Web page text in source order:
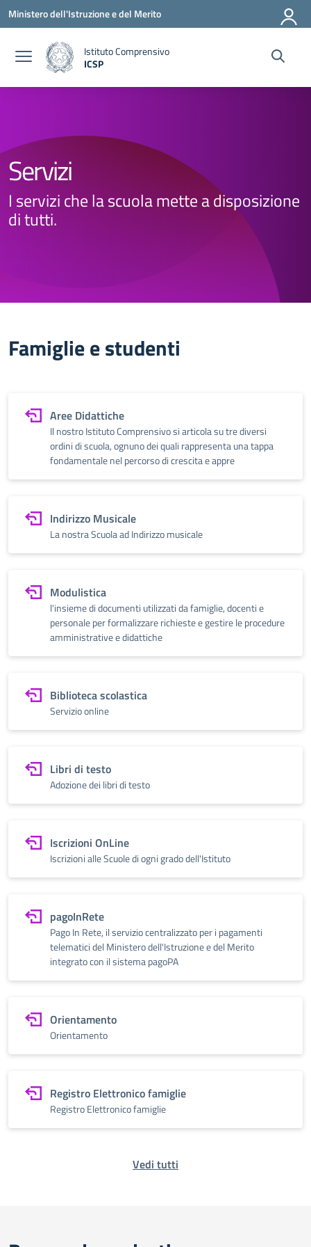
Vai ai contenuti
Vai al menu di navigazione
Vai al footer
Ministero dell'Istruzione e del Merito
Istituto Comprensivo
ICSP
Servizi
I servizi che la scuola mette a disposizione
di tutti.
Famiglie e studenti
Aree Didattiche
Il nostro Istituto Comprensivo si articola su tre diversi
ordini di scuola, ognuno dei quali rappresenta una tappa
fondamentale nel percorso di crescita e appre
Indirizzo Musicale
La nostra Scuola ad Indirizzo musicale
Modulistica
l'insieme di documenti utilizzati da famiglie, docenti e
personale per formalizzare richieste e gestire le procedure
amministrative e didattiche
Biblioteca scolastica
Servizio online
Libri di testo
Adozione dei libri di testo
Iscrizioni OnLine
Iscrizioni alle Scuole di ogni grado dell'Istituto
pagoInRete
Pago In Rete, il servizio centralizzato per i pagamenti
telematici del Ministero dell'Istruzione e del Merito
integrato con il sistema pagoPA
Orientamento
Orientamento
Registro Elettronico famiglie
Registro Elettronico famiglie
Vedi tutti